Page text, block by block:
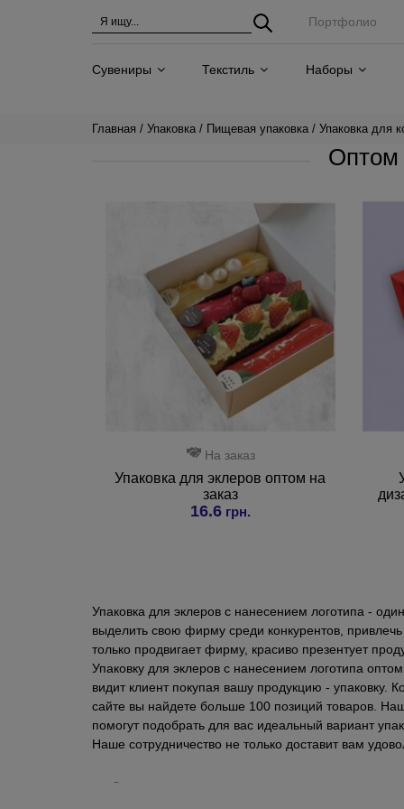
Портфолио
Сувениры Текстиль Наборы
Главная Упаковка Пищевая упаковка Упаковка для
Оптом
На заказ
Упаковка для эклеров оптом на
заказ
16.6 грн.
Упаковка для эклеров с нанесением логотипа -
выделить свою фирму среди конкурентов,
только продвигает фирму, красиво презентует
Упаковку для эклеров с нанесением логотипа
видит клиент покупая вашу продукцию -
сайте вы найдете больше 100 позиций товаров.
помогут подобрать для вас идеальный вариант
Наше сотрудничество не только доставит вам